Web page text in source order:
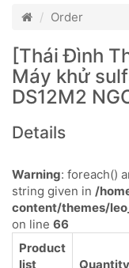
Order
[Thái Đình
Máy khử
DS12M2
Details
Warning: foreach()
string given in /
content/themes/
on line 66
Product
list
Quantity